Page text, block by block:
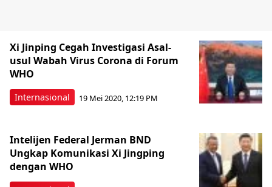
Internasional
Xi Jinping Cegah Investigasi Asal-
usul Wabah Virus Corona di Forum
WHO
19 Mei 2020, 12:19 PM
Intelijen Federal Jerman BND
Ungkap Komunikasi Xi Jingping
dengan WHO